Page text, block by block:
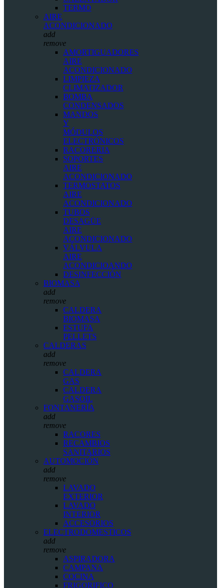
TERMO
AIRE
ACONDICIONADO
add
remove
AMORTIGUADORES
AIRE
ACONDICIONADO
LIMPIEZA
CLIMATIZADOR
BOMBA
CONDENSADOS
MANDOS
Y
MÓDULOS
ELECTRÓNICOS
RACORERIA
SOPORTES
AIRE
ACONDICIONADO
TERMOSTATOS
AIRE
ACONDICIONADO
TUBOS
DESAGÜE
AIRE
ACONDICIONADO
VÁLVULA
AIRE
ACONDICIOANDO
DESINFECCIÓN
BIOMASA
add
remove
CALDERA
BIOMASA
ESTUFA
PELLETS
CALDERAS
add
remove
CALDERA
GAS
CALDERA
GASOIL
FONTANERÍA
add
remove
RACORES
RECAMBIOS
SANITARIOS
AUTOMOCIÓN
add
remove
LAVADO
EXTERIOR
LAVADO
INTERIOR
ACCESORIOS
ELECTRODOMESTICOS
add
remove
ASPIRADORA
CAMPANA
COCINA
FRIGORIFICO